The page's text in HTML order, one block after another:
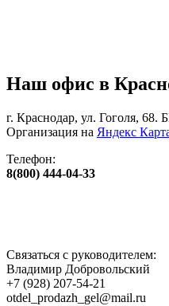
Наш офис в
г. Краснодар, ул. Гоголя,
Организация на Яндекс
Телефон:
8(800) 444-04-33
Связаться с руководителем:
Владимир Добровольский
+7 (928) 207-54-21
otdel_prodazh_gel@mail.ru